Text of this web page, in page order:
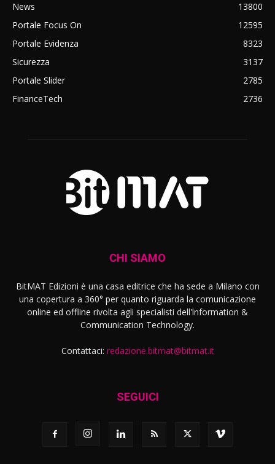
News
13800
Portale Focus On
12595
Portale Evidenza
8323
Sicurezza
3137
Portale Slider
2785
FinanceTech
2736
CHI SIAMO
BitMAT Edizioni è una casa editrice che ha sede a Milano con
una copertura a 360° per quanto riguarda la comunicazione
online ed offline rivolta agli specialisti dell'lnformation &
Communication Technology.
Contattaci: redazione.bitmat@bitmat.it
SEGUICI